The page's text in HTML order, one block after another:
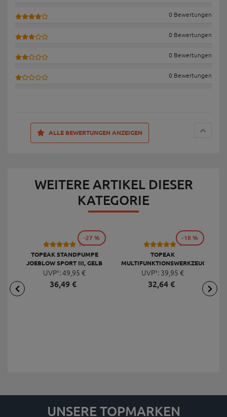
0 Bewertungen
0 Bewertungen
0 Bewertungen
0 Bewertungen
ALLE BEWERTUNGEN ANZEIGEN
WEITERE ARTIKEL DIESER
KATEGORIE
53
TOPEAK STANDPUMPE
JOEBLOW SPORT III, GELB
UVP¹:49,95 €
36,49€
-27 %
9
TOPEAK
MULTIFUNKTIONSWERKZEUG
MINI 20 PRO
UVP¹: 39,95 €
32,64€
-18 %
UNSERE TOPMARKEN